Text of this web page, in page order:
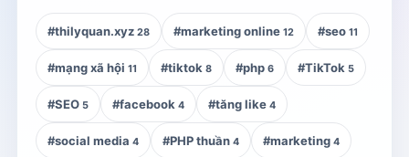
#thilyquan.xyz 28 #marketing online 12 #seo 11
#mạng xã hội 11 #tiktok 8 #php 6 #TikTok 5
#SEO 5 #facebook 4 #tăng like 4
#social media 4 #PHP thuần 4 #marketing 4